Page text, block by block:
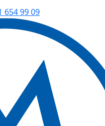
654 99 09